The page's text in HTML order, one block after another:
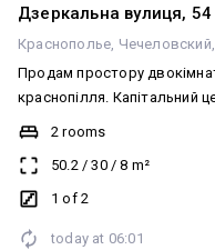
Дзеркальна вулиця, 54
Краснополье Чечеловский
Продам простору
краснопілля. Капітальний
силікатної цегли.
велика лоджія. Доглянутий
Частково залишаються
Громадський транспорт
2 rooms
50.2/30/8 m²
1 of 2
today at 06:01